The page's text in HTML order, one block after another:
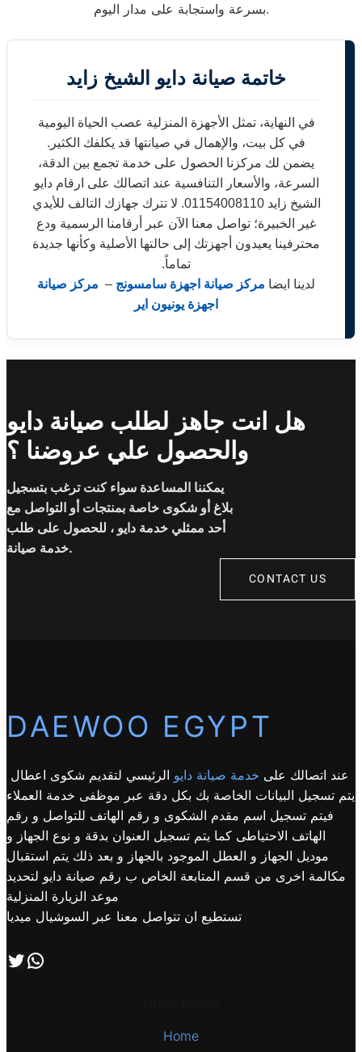
بسرعة واستجابة على مدار اليوم.
خاتمة صيانة دايو الشيخ زايد
في النهاية، تمثل الأجهزة المنزلية عصب الحياة اليومية
في كل بيت، والإهمال في صيانتها قد يكلفك الكثير.
يضمن لك مركزنا الحصول على خدمة تجمع بين الدقة،
السرعة، والأسعار التنافسية عند اتصالك على ارقام دايو
الشيخ زايد 01154008110. لا تترك جهازك التالف للأيدي
غير الخبيرة؛ تواصل معنا الآن عبر أرقامنا الرسمية ودع
محترفينا يعيدون أجهزتك إلى حالتها الأصلية وكأنها جديدة
تماماً.
لدينا ايضا مركز صيانة اجهزة سامسونج – مركز صيانة
اجهزة يونيون اير
هل انت جاهز لطلب صيانة دايو
والحصول علي عروضنا ؟
يمكننا المساعدة سواء كنت ترغب بتسجيل
بلاغ أو شكوى خاصة بمنتجات أو التواصل مع
أحد ممثلي خدمة دايو ، للحصول على طلب
خدمة صيانة.
CONTACT US
DAEWOO EGYPT
عند اتصالك على خدمة صيانة دايو الرئيسي لتقديم شكوى اعطال
يتم تسجيل البيانات الخاصة بك بكل دقة عبر موظفى خدمة العملاء
فيتم تسجيل اسم مقدم الشكوى و رقم الهاتف للتواصل و رقم
الهاتف الاحتياطى كما يتم تسجيل العنوان بدقة و نوع الجهاز و
موديل الجهاز و العطل الموجود بالجهاز و بعد ذلك يتم استقبال
مكالمة اخرى من قسم المتابعة الخاص ب رقم صيانة دايو لتحديد
موعد الزيارة المنزلية
تستطيع ان تتواصل معنا عبر السوشيال ميديا
تابعنا علي صفحة التويتر اتصل بنا علي طريق الوتساب
Home